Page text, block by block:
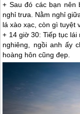
+ Sau đó các bạn nên
nghỉ trưa. Nằm nghỉ
lá xào xạc, còn gì
+ 14 giờ 30: Tiếp tục
nghiêng, ngồi anh ấy
hoàng hôn cũng đẹp.